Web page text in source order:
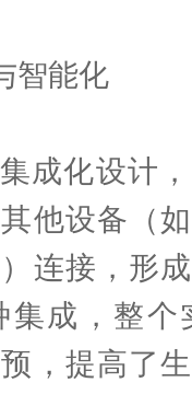
能化
化设计，
他设备（
连接，形
集成，整
，提高了